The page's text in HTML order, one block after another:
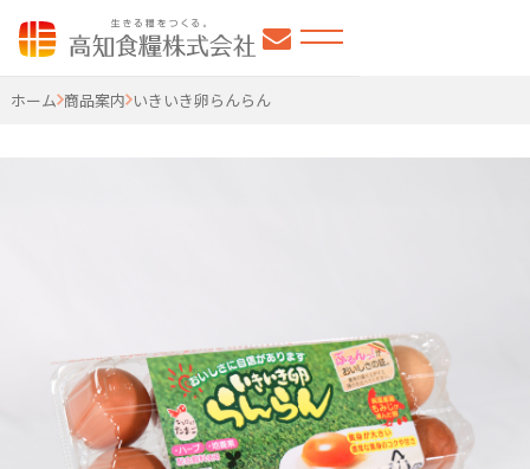
高知食糧株式会社
ホーム 商品案内 いきいき卵らんらん